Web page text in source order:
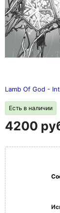
Lamb Of God -
Есть в наличии
4200